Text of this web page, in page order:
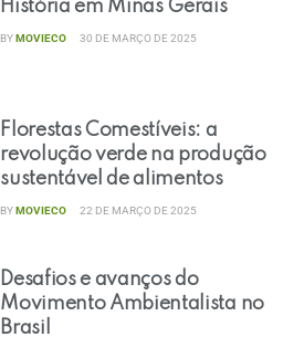
História em Minas Gerais
BYMOVIECO 30 DE MARÇO DE 2025
Florestas Comestíveis: a
revolução verde na produção
sustentável de alimentos
BYMOVIECO 22 DE MARÇO DE 2025
Desafios e avanços do
Movimento Ambientalista no
Brasil